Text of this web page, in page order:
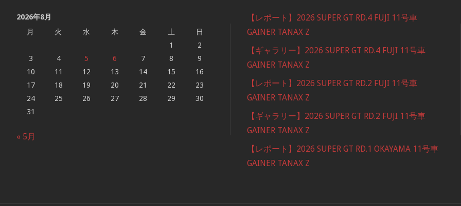
2026年8月
月
火 水 木 金 土
日
1
2
3
4 5 6 7 8
9
10
11 12 13 14 15
16
17
18 19 20 21 22
23
24
25 26 27 28 29
30
31
« 5月
【レポート】2026 SUPER GT RD.4 FUJI 11号車
GAINER TANAX Z
【ギャラリー】2026 SUPER GT RD.4 FUJI 11号車
GAINER TANAX Z
【レポート】2026 SUPER GT RD.2 FUJI 11号車
GAINER TANAX Z
【ギャラリー】2026 SUPER GT RD.2 FUJI 11号車
GAINER TANAX Z
【レポート】2026 SUPER GT RD.1 OKAYAMA 11号車
GAINER TANAX Z